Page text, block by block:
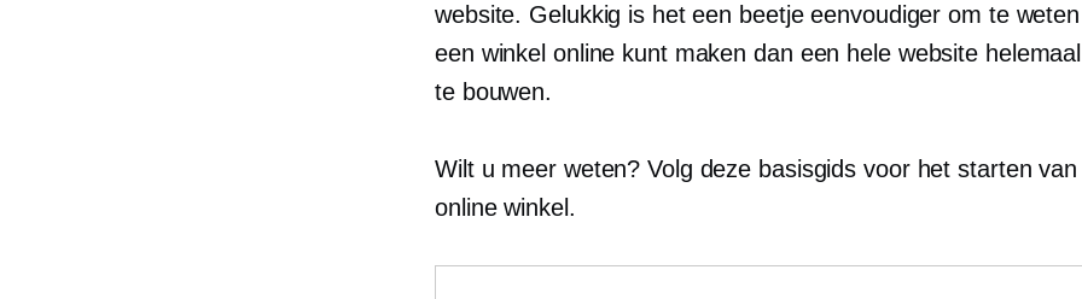
website. Gelukkig is het een beetje eenvoudiger om te
een winkel online kunt maken dan een hele website
te bouwen.
Wilt u meer weten? Volg deze basisgids voor het starten van
online winkel.